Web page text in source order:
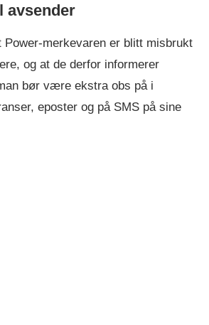
Power-merkevaren er blitt misbrukt
og at de derfor informerer
bør være ekstra obs på i
eposter og på SMS på sine